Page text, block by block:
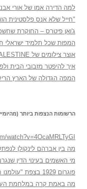
למה הדירה אמו של אורי
"חייל שלא אנס פלסטינית
ג'ואן פיטרס – החוקרת
המפות שכל תלמיד ישראלי
אוצר צילומים של PALESTINE הריקה
איך להיפטר מזבובי הבית
המפה הגדולה של הארץ
הרשומות הנצפות ביותר
watch?v=4OcaMRLTyGI
מה בין אברהם לינקולן
מי האשמים בעינוי הדין
פוגרום 1929 בצפת "עולמנו חרב עלינו"
מה באמת קרה במלחמת